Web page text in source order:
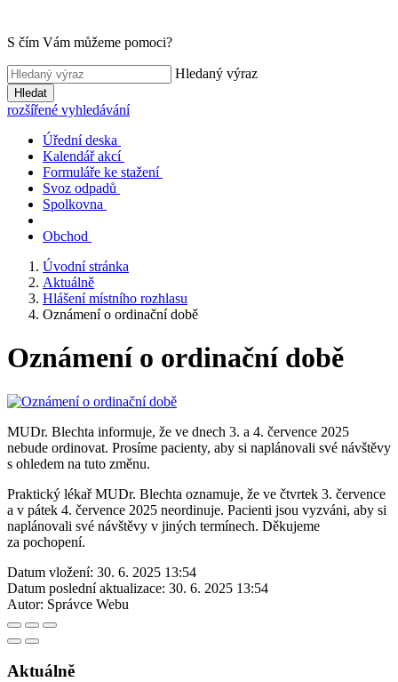
S čím Vám můžeme pomoci?
Hledaný výraz
Hledat
rozšířené vyhledávání
Úřední deska
Kalendář akcí
Formuláře ke stažení
Svoz odpadů
Spolkovna
Obchod
Úvodní stránka
Aktuálně
Hlášení místního rozhlasu
Oznámení o ordinační době
Oznámení o ordinační době
MUDr. Blechta informuje, že ve dnech 3. a 4. července 2025
nebude ordinovat. Prosíme pacienty, aby si naplánovali své návštěvy
s ohledem na tuto změnu.
Praktický lékař MUDr. Blechta oznamuje, že ve čtvrtek 3. července
a v pátek 4. července 2025 neordinuje. Pacienti jsou vyzváni, aby si
naplánovali své návštěvy v jiných termínech. Děkujeme
za pochopení.
Datum vložení: 30. 6. 2025 13:54
Datum poslední aktualizace: 30. 6. 2025 13:54
Autor: Správce Webu
Aktuálně